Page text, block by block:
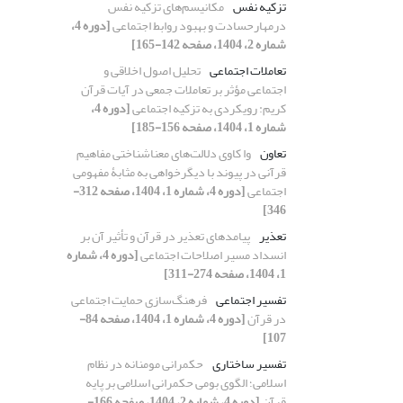
تزکیه نفس مکانیسم‌های تزکیه نفس
درمهارحسادت و بهبود روابط اجتماعی [دوره 4،
شماره 2، 1404، صفحه 142-165]
تعاملات اجتماعی تحلیل اصول اخلاقی و
اجتماعی مؤثر بر تعاملات جمعی در آیات قرآن
کریم: رویکردی به تزکیه اجتماعی [دوره 4،
شماره 1، 1404، صفحه 156-185]
تعاون وا کاوی دلالت‌های معناشناختی مفاهیم
قرآنی در پیوند با دیگرخواهی به مثابۀ مفهومی
اجتماعی [دوره 4، شماره 1، 1404، صفحه 312-
346]
تعذیر پیامدهای تعذیر در قرآن و تأثیر آن بر
انسداد مسیر اصلاحات اجتماعی [دوره 4، شماره
1، 1404، صفحه 274-311]
تفسیر اجتماعی فرهنگ‌سازی حمایت اجتماعی
در قرآن [دوره 4، شماره 1، 1404، صفحه 84-
107]
تفسیر ساختاری حکمرانی مومنانه در نظام
اسلامی؛ الگوی بومی حکمرانی اسلامی بر پایه